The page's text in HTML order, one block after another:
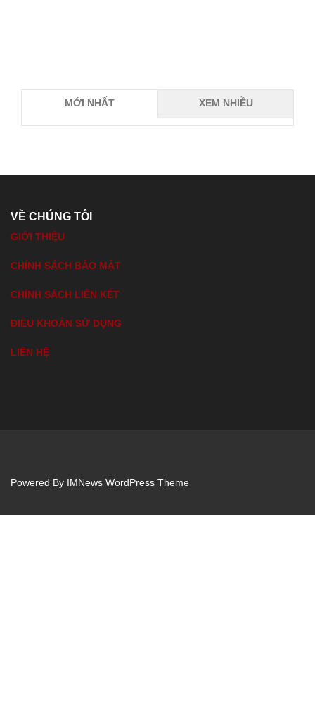
MỚI NHẤT XEM NHIỀU
VỀ CHÚNG TÔI
GIỚI THIỆU
CHÍNH SÁCH BẢO MẬT
CHÍNH SÁCH LIÊN KẾT
ĐIỀU KHOẢN SỬ DỤNG
LIÊN HỆ
Powered By IMNews WordPress Theme